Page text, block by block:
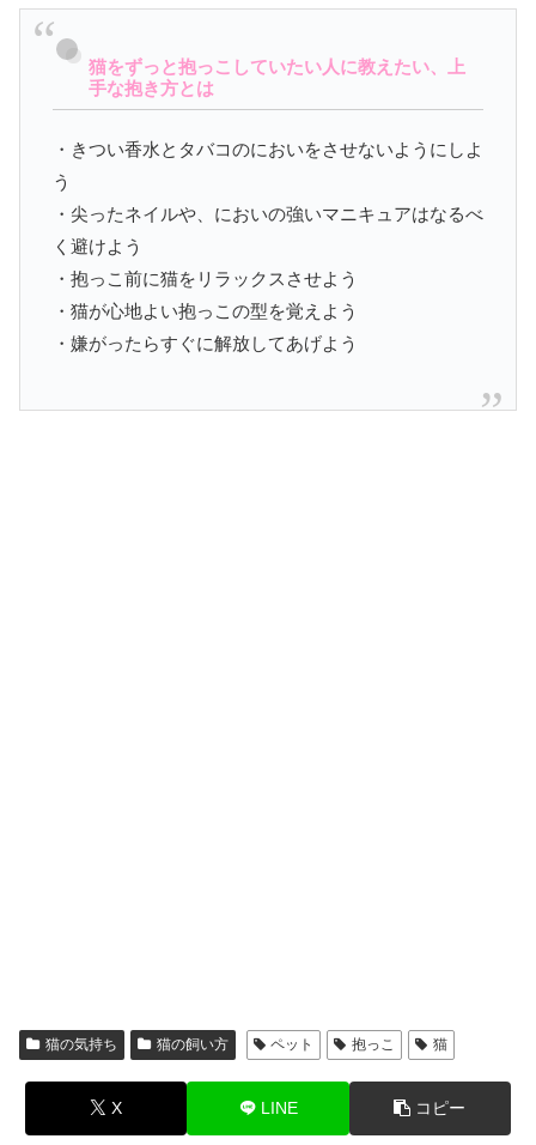
猫をずっと抱っこしていたい人に教えたい、上
手な抱き方とは
・きつい香水とタバコのにおいをさせないようにしよ
う
・尖ったネイルや、においの強いマニキュアはなるべ
く避けよう
・抱っこ前に猫をリラックスさせよう
・猫が心地よい抱っこの型を覚えよう
・嫌がったらすぐに解放してあげよう
猫の気持ち 猫の飼い方 ペット 抱っこ 猫
X LINE コピー